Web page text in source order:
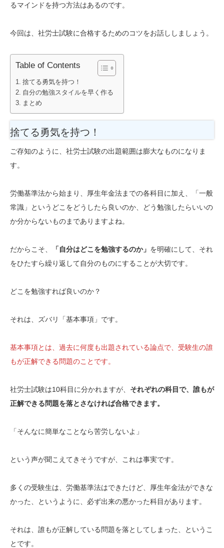
るマインドを持つ方法はあるのです。
今回は、社労士試験に合格するためのコツをお話ししましょう。
Table of Contents
捨てる勇気を持つ！
自分の勉強スタイルを早く作る
まとめ
捨てる勇気を持つ！
ご存知のように、社労士試験の出題範囲は膨大なものになりま
す。
労働基準法から始まり、厚生年金法までの各科目に加え、「一般
常識」というどこをどうしたら良いのか、どう勉強したらいいの
か分からないものまでありますよね。
だからこそ、 「自分はどこを勉強するのか」 を明確にして、それ
をひたすら繰り返して自分のものにすることが大切です。
どこを勉強すれば良いのか？
それは、ズバリ「基本事項」です。
基本事項とは、過去に何度も出題されている論点で、受験生の誰
もが正解できる問題のことです。
社労士試験は10科目に分かれますが、 それぞれの科目で、誰もが
正解できる問題を落とさなければ合格できます。
「そんなに簡単なことなら苦労しないよ」
という声が聞こえてきそうですが、これは事実です。
多くの受験生は、労働基準法はできたけど、厚生年金法ができな
かった、というように、必ず出来の悪かった科目があります。
それは、誰もが正解している問題を落としてしまった、というこ
とです。